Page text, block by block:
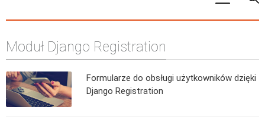
ALGO
Metody numeryczne
Moduł Django Registration
Formularze do obsługi użytkowników dzięki
Django Registration